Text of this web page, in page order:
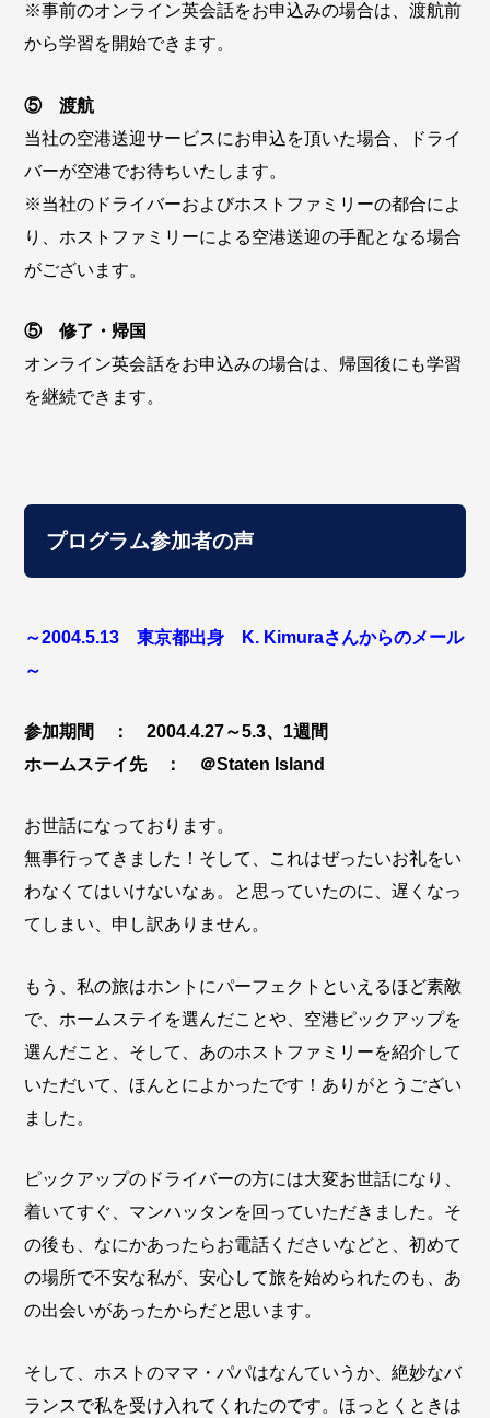
※事前のオンライン英会話をお申込みの場合は、渡航前
から学習を開始できます。
⑤ 渡航
当社の空港送迎サービスにお申込を頂いた場合、ドライ
バーが空港でお待ちいたします。
※当社のドライバーおよびホストファミリーの都合によ
り
、ホストファミリーによる空港送迎の手配となる場合
がございます。
⑤ 修了・帰国
オンライン英会話をお申込みの場合は、帰国後にも学習
を継続できます。
プログラム参加者の声
～2004.5.13 東京都出身 K. Kimuraさんからのメール
～
参加期間 ： 2004.4.27～5.3、1週間
ホームステイ先 ： ＠Staten Island
お世話になっております。
無事行ってきました！そして、これはぜったいお礼をい
わなくてはいけないなぁ。と思っていたのに、遅くなっ
てしまい、申し訳ありません。
もう、私の旅はホントにパーフェクトといえるほど素敵
で、ホームステイを選んだことや、空港ピックアップを
選んだこと、そして、あのホストファミリーを紹介して
いただいて、ほんとによかったです！ありがとうござい
ました。
ピックアップのドライバーの方には大変お世話になり、
着いてすぐ、マンハッタンを回っていただきました。そ
の後も、なにかあったらお電話くださいなどと、初めて
の場所で不安な私が、安心して旅を始められたのも、あ
の出会いがあったからだと思います。
そして、ホストのママ・パパはなんていうか、絶妙なバ
ランスで私を受け入れてくれたのです。ほっとくときは